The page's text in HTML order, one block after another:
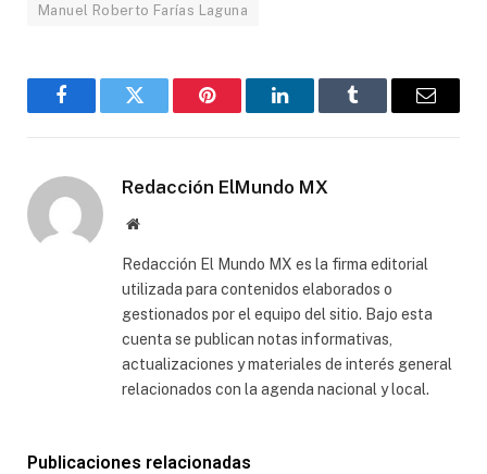
Manuel Roberto Farías Laguna
FacebookGorjeo Pinterest LinkedInTumblr
Correo
Redacción ElMundo MX
Sitio
Redacción El Mundo MX es la firma editorial
utilizada para contenidos elaborados o
gestionados por el equipo del sitio. Bajo esta
cuenta se publican notas informativas,
actualizaciones y materiales de interés general
relacionados con la agenda nacional y local.
Publicaciones relacionadas